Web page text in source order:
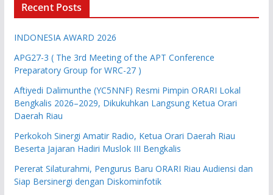
Recent Posts
INDONESIA AWARD 2026
APG27-3 ( The 3rd Meeting of the APT Conference
Preparatory Group for WRC-27 )
Aftiyedi Dalimunthe (YC5NNF) Resmi Pimpin ORARI Lokal
Bengkalis 2026–2029, Dikukuhkan Langsung Ketua Orari
Daerah Riau
Perkokoh Sinergi Amatir Radio, Ketua Orari Daerah Riau
Beserta Jajaran Hadiri Muslok III Bengkalis
Pererat Silaturahmi, Pengurus Baru ORARI Riau Audiensi dan
Siap Bersinergi dengan Diskominfotik